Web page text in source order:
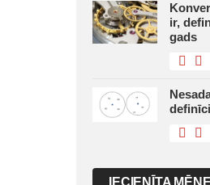
ir,
gads
IECIENĪTA